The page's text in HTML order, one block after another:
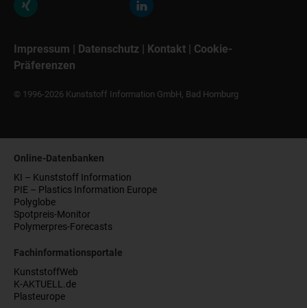
Impressum | Datenschutz | Kontakt | Cookie-
Präferenzen
© 1996-2026 Kunststoff Information GmbH, Bad Homburg
Online-Datenbanken
KI – Kunststoff Information
PIE – Plastics Information Europe
Polyglobe
Spotpreis-Monitor
Polymerpres-Forecasts
Fachinformationsportale
KunststoffWeb
K-AKTUELL.de
Plasteurope